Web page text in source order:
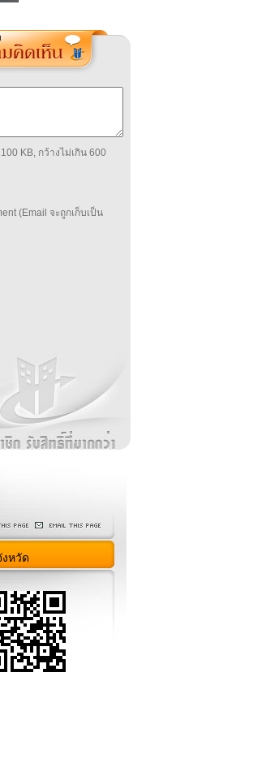
KB, กว้างไม่เกิน 600
(Email จะถูกเก็บเป็น
หวัด